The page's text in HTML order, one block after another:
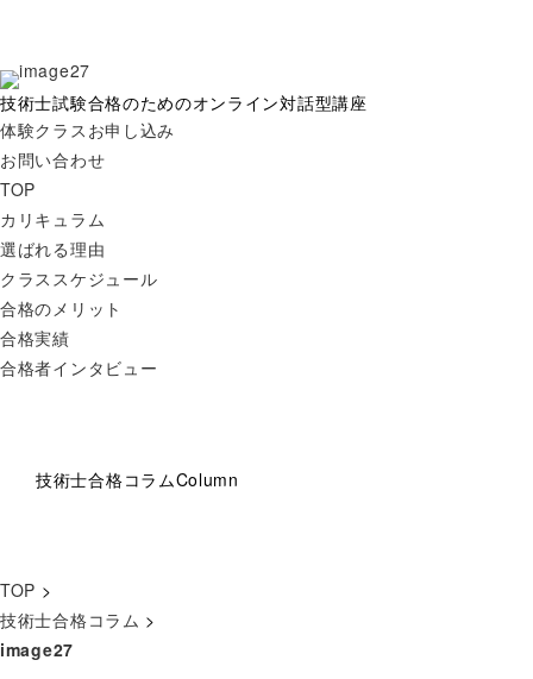
技術士試験合格のためのオンライン対話型講座
体験クラスお申し込み
お問い合わせ
TOP
カリキュラム
選ばれる理由
クラススケジュール
合格のメリット
合格実績
合格者インタビュー
技術士合格コラムColumn
TOP >
技術士合格コラム >
image27